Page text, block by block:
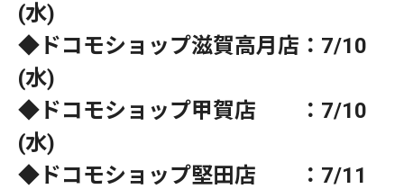
(水)
◆ドコモショップ滋賀高月店：7/10
(水)
◆ドコモショップ甲賀店 ：7/10
(水)
◆ドコモショップ堅田店 ：7/11